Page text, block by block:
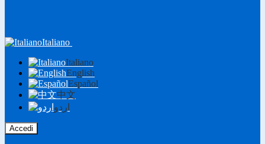
Italiano
Italiano
English
Español
中文
اردو
Accedi